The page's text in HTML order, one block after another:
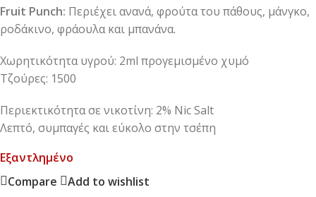
Fruit Punch: Περιέχει ανανά, φρούτα του πάθους, μάνγκο,
ροδάκινο, φράουλα και μπανάνα.
Χωρητικότητα υγρού: 2ml προγεμισμένο χυμό
Τζούρες: 1500
Περιεκτικότητα σε νικοτίνη: 2% Nic Salt
Λεπτό, συμπαγές και εύκολο στην τσέπη
Εξαντλημένο
Compare
Add to wishlist